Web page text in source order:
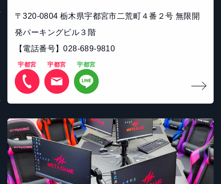
〒320-0804 栃木県宇都宮市二荒町４番２号 無限開
発パーキングビル３階
【電話番号】028-689-9810
宇都宮 宇都宮 宇都宮